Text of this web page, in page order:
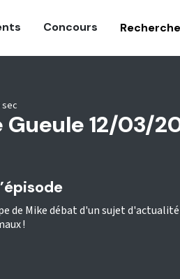
Concours
Gueule 12/03/
sec
de Mike débat d'un sujet
!